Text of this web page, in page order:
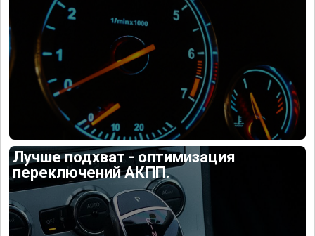
Лучше подхват - оптимизация
переключений АКПП.